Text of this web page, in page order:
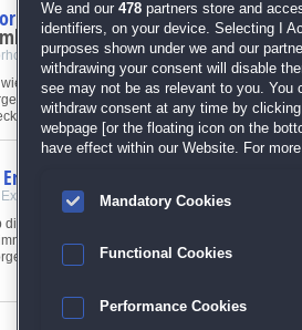
Traveling North America 4
Traveling North America 4 Collector's
ins Wohnmobil und entdecke Amerika auf
Reise! Erlebe spannende
Orte...Zum Spiel
Wimmelbilder
Hidden Objects)
dich auf eine spannende Wimmelbildreise durch
Welten. Erkunde antike Tempel,
Schätze...Zum Spiel
We and our 478 partners store and
identifiers, on your device. Selecting I
purposes shown under we and our
withdrawing your consent will disable
see may not be as relevant to you. You
withdraw consent at any time by
webpage [or the floating icon on the
have effect within our Website. For
Mandatory Cookies
Functional Cookies
Performance Cookies